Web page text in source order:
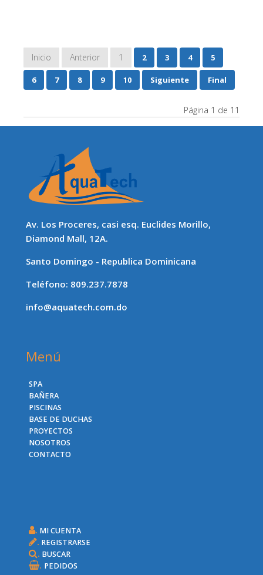
Inicio Anterior 1 2 3 4 5
6 7 8 9 10 Siguiente Final
Página 1 de 11
Av. Los Proceres, casi esq. Euclides Morillo,
Diamond Mall, 12A.
Santo Domingo - Republica Dominicana
Teléfono: 809.237.7878
info@aquatech.com.do
Menú
SPA
BAÑERA
PISCINAS
BASE DE DUCHAS
PROYECTOS
NOSOTROS
CONTACTO
. MI CUENTA
. REGISTRARSE
. BUSCAR
. PEDIDOS